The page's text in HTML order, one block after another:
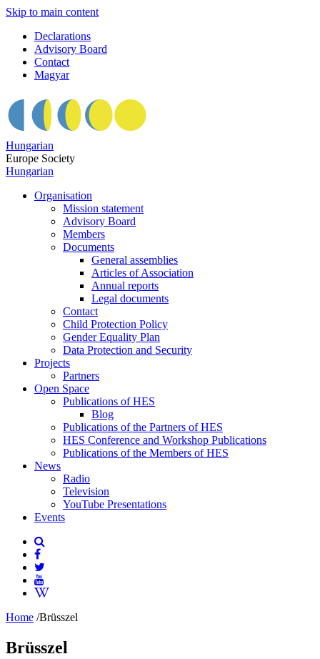
Skip to main content
Declarations
Advisory Board
Contact
Magyar
Hungarian
Europe Society
Hungarian
Organisation
Mission statement
Advisory Board
Members
Documents
General assemblies
Articles of Association
Annual reports
Legal documents
Contact
Child Protection Policy
Gender Equality Plan
Data Protection and Security
Projects
Partners
Open Space
Publications of HES
Blog
Publications of the Partners of HES
HES Conference and Workshop Publications
Publications of the Members of HES
News
Radio
Television
YouTube Presentations
Events
Home /Brüsszel
Brüsszel